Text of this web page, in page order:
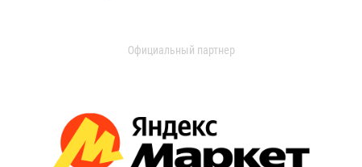
Официальный партнер